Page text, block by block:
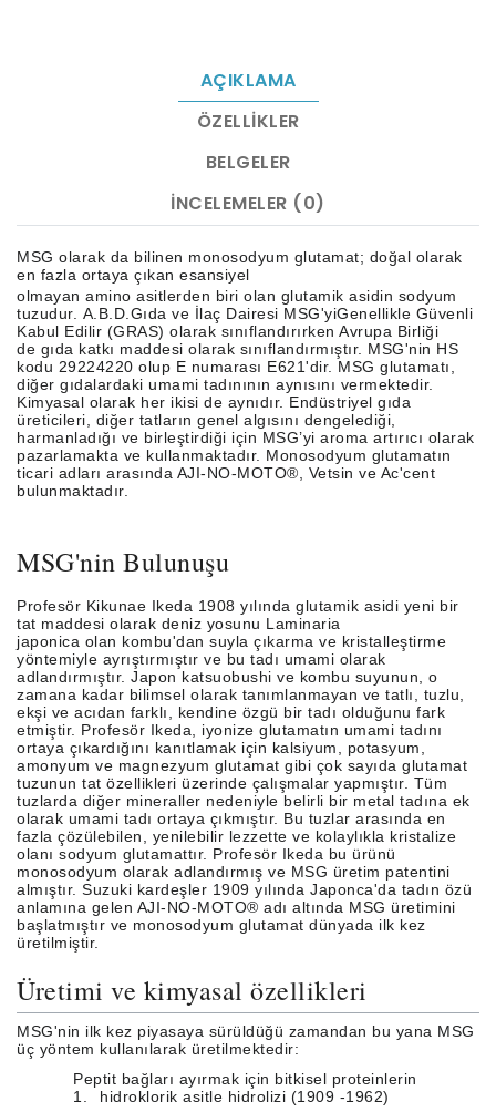
AÇIKLAMA
ÖZELLIKLER
BELGELER
İNCELEMELER (0)
MSG olarak da bilinen monosodyum glutamat; doğal olarak
en fazla ortaya çıkan esansiyel
olmayan amino asitlerden biri olan glutamik asidin sodyum
tuzudur. A.B.D.Gıda ve İlaç Dairesi MSG'yiGenellikle Güvenli
Kabul Edilir (GRAS) olarak sınıflandırırken Avrupa Birliği
de gıda katkı maddesi olarak sınıflandırmıştır. MSG'nin HS
kodu 29224220 olup E numarası E621'dir. MSG glutamatı,
diğer gıdalardaki umami tadınının aynısını vermektedir.
Kimyasal olarak her ikisi de aynıdır. Endüstriyel gıda
üreticileri, diğer tatların genel algısını dengelediği,
harmanladığı ve birleştirdiği için MSG’yi aroma artırıcı olarak
pazarlamakta ve kullanmaktadır. Monosodyum glutamatın
ticari adları arasında AJI-NO-MOTO®, Vetsin ve Ac'cent
bulunmaktadır.
MSG'nin Bulunuşu
Profesör Kikunae Ikeda 1908 yılında glutamik asidi yeni bir
tat maddesi olarak deniz yosunu Laminaria
japonica olan kombu'dan suyla çıkarma ve kristalleştirme
yöntemiyle ayrıştırmıştır ve bu tadı umami olarak
adlandırmıştır. Japon katsuobushi ve kombu suyunun, o
zamana kadar bilimsel olarak tanımlanmayan ve tatlı, tuzlu,
ekşi ve acıdan farklı, kendine özgü bir tadı olduğunu fark
etmiştir. Profesör Ikeda, iyonize glutamatın umami tadını
ortaya çıkardığını kanıtlamak için kalsiyum, potasyum,
amonyum ve magnezyum glutamat gibi çok sayıda glutamat
tuzunun tat özellikleri üzerinde çalışmalar yapmıştır. Tüm
tuzlarda diğer mineraller nedeniyle belirli bir metal tadına ek
olarak umami tadı ortaya çıkmıştır. Bu tuzlar arasında en
fazla çözülebilen, yenilebilir lezzette ve kolaylıkla kristalize
olanı sodyum glutamattır. Profesör Ikeda bu ürünü
monosodyum olarak adlandırmış ve MSG üretim patentini
almıştır. Suzuki kardeşler 1909 yılında Japonca'da tadın özü
anlamına gelen AJI-NO-MOTO® adı altında MSG üretimini
başlatmıştır ve monosodyum glutamat dünyada ilk kez
üretilmiştir.
Üretimi ve kimyasal özellikleri
MSG'nin ilk kez piyasaya sürüldüğü zamandan bu yana MSG
üç yöntem kullanılarak üretilmektedir:
1.
Peptit bağları ayırmak için bitkisel proteinlerin
hidroklorik asitle hidrolizi (1909 -1962)